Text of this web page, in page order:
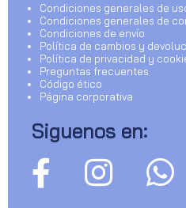
Condiciones generales de
Condiciones generales de
Condiciones de envío
Política de cambios y
Política de privacidad y
Preguntas frecuentes
Código ético
Página corporativa
Siguenos en: